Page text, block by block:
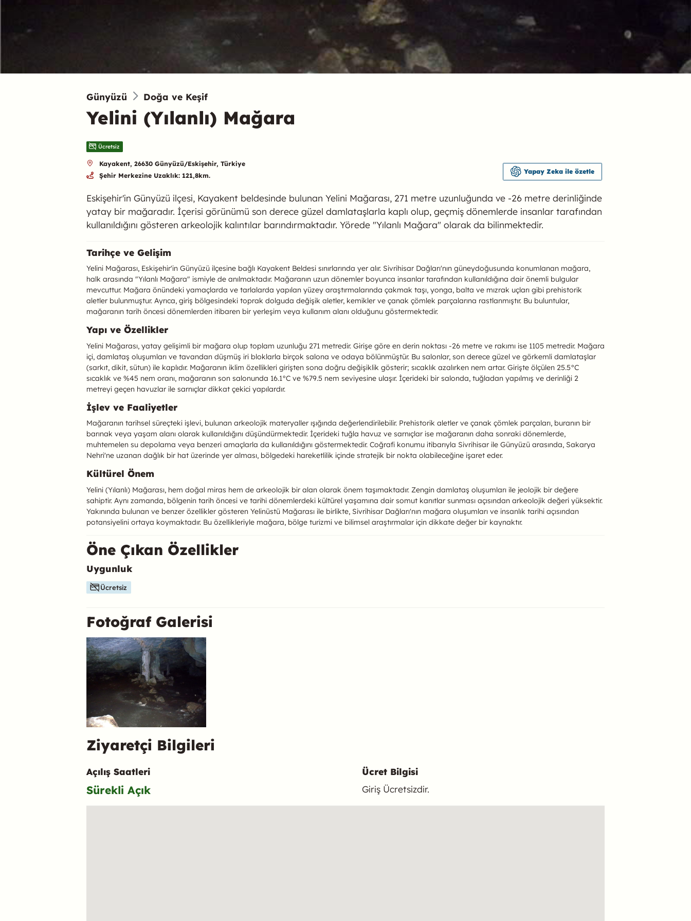
Günyüzü Doğa ve Keşif
Yelini (Yılanlı) Mağara
Eskişehir'in Günyüzü ilçesi, Kayakent beldesinde bulunan Yelini Mağarası, 271 metre uzunluğunda ve -26 metre derinliğinde
yatay bir mağaradır. İçerisi görünümü son derece güzel damlataşlarla kaplı olup, geçmiş dönemlerde insanlar tarafından
kullanıldığını gösteren arkeolojik kalıntılar barındırmaktadır. Yörede "Yılanlı Mağara" olarak da bilinmektedir.
Ücretsiz
Kayakent, 26630 Günyüzü/Eskişehir, Türkiye
Şehir Merkezine Uzaklık: 121,8km.
Yapay Zeka ile özetle
Yelini (Yılanlı) Mağara Hakkında
Tarihçe ve Gelişim
Yelini Mağarası, Eskişehir'in Günyüzü ilçesine bağlı Kayakent Beldesi sınırlarında yer alır. Sivrihisar Dağları'nın güneydoğusunda konumlanan mağara,
halk arasında "Yılanlı Mağara" ismiyle de anılmaktadır. Mağaranın uzun dönemler boyunca insanlar tarafından kullanıldığına dair önemli bulgular
mevcuttur. Mağara önündeki yamaçlarda ve tarlalarda yapılan yüzey araştırmalarında çakmak taşı, yonga, balta ve mızrak uçları gibi prehistorik
aletler bulunmuştur. Ayrıca, giriş bölgesindeki toprak dolguda değişik aletler, kemikler ve çanak çömlek parçalarına rastlanmıştır. Bu buluntular,
mağaranın tarih öncesi dönemlerden itibaren bir yerleşim veya kullanım alanı olduğunu göstermektedir.
Yapı ve Özellikler
Yelini Mağarası, yatay gelişimli bir mağara olup toplam uzunluğu 271 metredir. Girişe göre en derin noktası -26 metre ve rakımı ise 1105 metredir. Mağara
içi, damlataş oluşumları ve tavandan düşmüş iri bloklarla birçok salona ve odaya bölünmüştür. Bu salonlar, son derece güzel ve görkemli damlataşlar
(sarkıt, dikit, sütun) ile kaplıdır. Mağaranın iklim özellikleri girişten sona doğru değişiklik gösterir; sıcaklık azalırken nem artar. Girişte ölçülen 25.5°C
sıcaklık ve %45 nem oranı, mağaranın son salonunda 16.1°C ve %79.5 nem seviyesine ulaşır. İçerideki bir salonda, tuğladan yapılmış ve derinliği 2
metreyi geçen havuzlar ile sarnıçlar dikkat çekici yapılardır.
İşlev ve Faaliyetler
Mağaranın tarihsel süreçteki işlevi, bulunan arkeolojik materyaller ışığında değerlendirilebilir. Prehistorik aletler ve çanak çömlek parçaları, buranın bir
barınak veya yaşam alanı olarak kullanıldığını düşündürmektedir. İçerideki tuğla havuz ve sarnıçlar ise mağaranın daha sonraki dönemlerde,
muhtemelen su depolama veya benzeri amaçlarla da kullanıldığını göstermektedir. Coğrafi konumu itibarıyla Sivrihisar ile Günyüzü arasında, Sakarya
Nehri'ne uzanan dağlık bir hat üzerinde yer alması, bölgedeki hareketlilik içinde stratejik bir nokta olabileceğine işaret eder.
Kültürel Önem
Yelini (Yılanlı) Mağarası, hem doğal miras hem de arkeolojik bir alan olarak önem taşımaktadır. Zengin damlataş oluşumları ile jeolojik bir değere
sahiptir. Aynı zamanda, bölgenin tarih öncesi ve tarihi dönemlerdeki kültürel yaşamına dair somut kanıtlar sunması açısından arkeolojik değeri yüksektir.
Yakınında bulunan ve benzer özellikler gösteren Yelinüstü Mağarası ile birlikte, Sivrihisar Dağları'nın mağara oluşumları ve insanlık tarihi açısından
potansiyelini ortaya koymaktadır. Bu özellikleriyle mağara, bölge turizmi ve bilimsel araştırmalar için dikkate değer bir kaynaktır.
Öne Çıkan Özellikler
Bu mekanın öne çıkan özelliklerini aşağıda bulabilirsiniz.
Uygunluk
Ücretsiz
Fotoğraf Galerisi
Ziyaretçi Bilgileri
Açılış Saatleri
Sürekli Açık
Ücret Bilgisi
Giriş Ücretsizdir.